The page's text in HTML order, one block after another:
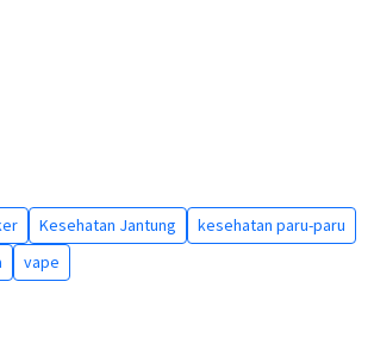
Kesehatan Jantung
kesehatan paru-paru
vape